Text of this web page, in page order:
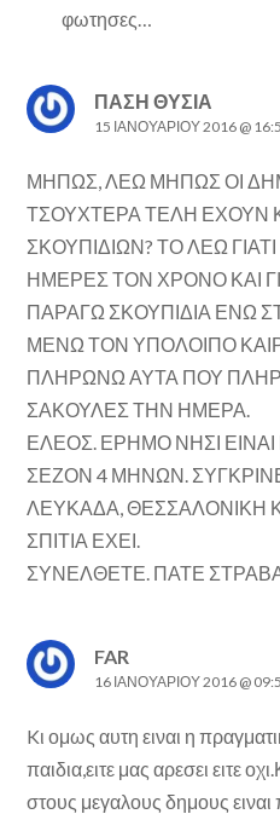
φωτησες…
ΠΑΣΗ ΘΥΣΙΑ
15 ΙΑΝΟΥΑΡΊΟΥ 2016 @
ΜΗΠΩΣ, ΛΕΩ ΜΗΠΩΣ ΟΙ
ΤΣΟΥΧΤΕΡΑ ΤΕΛΗ ΕΧΟΥΝ
ΣΚΟΥΠΙΔΙΩΝ? ΤΟ ΛΕΩ
ΗΜΕΡΕΣ ΤΟΝ ΧΡΟΝΟ ΚΑΙ
ΠΑΡΑΓΩ ΣΚΟΥΠΙΔΙΑ ΕΝΩ
ΜΕΝΩ ΤΟΝ ΥΠΟΛΟΙΠΟ
ΠΛΗΡΩΝΩ ΑΥΤΑ ΠΟΥ
ΣΑΚΟΥΛΕΣ ΤΗΝ ΗΜΕΡΑ.
ΕΛΕΟΣ. ΕΡΗΜΟ ΝΗΣΙ
ΣΕΖΟΝ 4 ΜΗΝΩΝ.
ΛΕΥΚΑΔΑ, ΘΕΣΣΑΛΟΝΙΚΗ
ΣΠΙΤΙΑ ΕΧΕΙ.
ΣΥΝΕΛΘΕΤΕ. ΠΑΤΕ
FAR
16 ΙΑΝΟΥΑΡΊΟΥ 2016 @
Kι ομως αυτη ειναι η
παιδια,ειτε μας αρεσει ειτε
στους μεγαλους δημους